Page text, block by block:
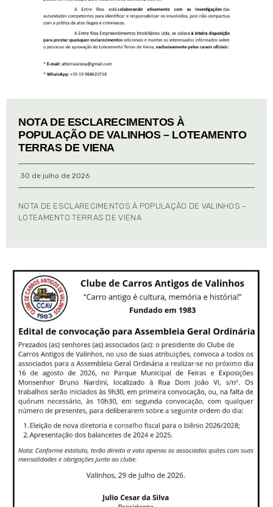
NOTA DE ESCLARECIMENTOS À
POPULAÇÃO DE VALINHOS – LOTEAMENTO
TERRAS DE VIENA
30 de julho de 2026
NOTA DE ESCLARECIMENTOS À POPULAÇÃO DE VALINHOS –
LOTEAMENTO TERRAS DE VIENA